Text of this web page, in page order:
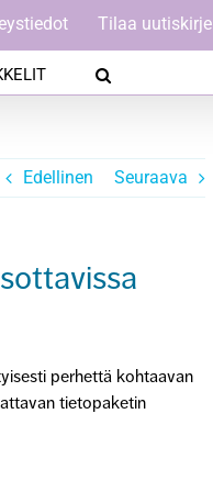
Tilaa uutiskirje
Edellinen Seuraava
perhettä kohtaavan
tietopaketin